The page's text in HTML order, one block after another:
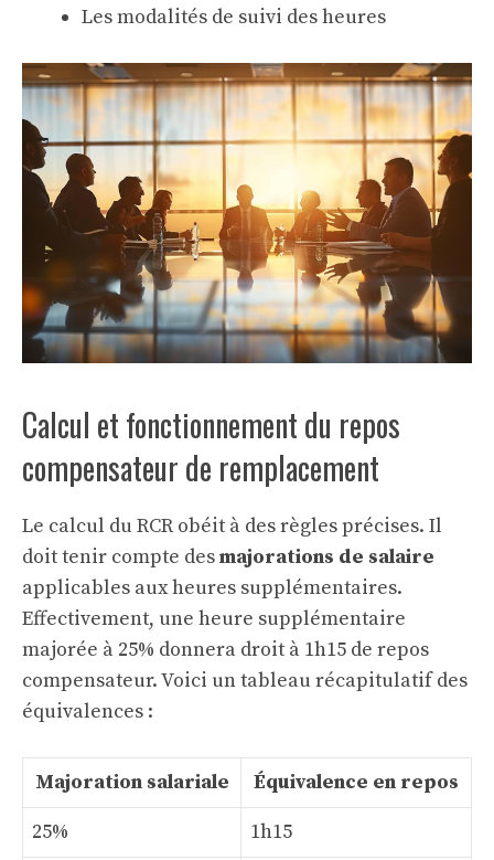
Les modalités de suivi des heures
Calcul et fonctionnement du repos
compensateur de remplacement
Le calcul du RCR obéit à des règles précises. Il
doit tenir compte desmajorations de salaire
applicables aux heures supplémentaires.
Effectivement, une heure supplémentaire
majorée à 25% donnera droit à 1h15 de repos
compensateur. Voici un tableau récapitulatif des
équivalences :
Majoration salariale
Équivalence en repos
25%
1h15